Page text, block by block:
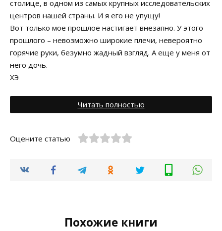
столице, в одном из самых крупных исследовательских
центров нашей страны. И я его не упущу!
Вот только мое прошлое настигает внезапно. У этого
прошлого – невозможно широкие плечи, невероятно
горячие руки, безумно жадный взгляд. А еще у меня от
него дочь.
ХЭ
Читать полностью
Оцените статью
Похожие книги